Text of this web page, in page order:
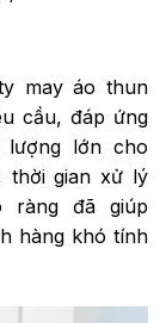
may áo thun
cầu, đáp ứng
lớn cho
thời gian xử lý
ràng đã giúp
hàng khó tính